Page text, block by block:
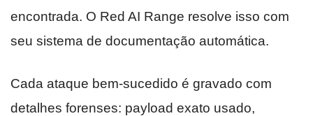
encontrada. O Red AI Range resolve isso com
seu sistema de documentação automática.
Cada ataque bem-sucedido é gravado com
detalhes forenses: payload exato usado,